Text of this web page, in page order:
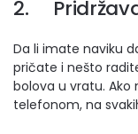
2.
Da li imate naviku
pričate i nešto
bolova u vratu.
telefonom, na